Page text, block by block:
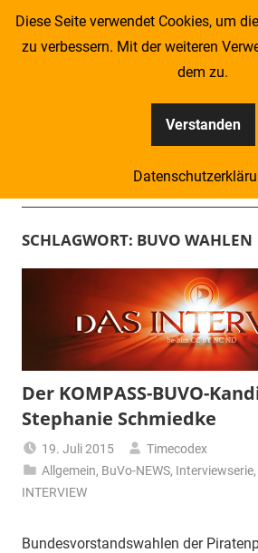
Zum
Kompass
–
Zeitung
für
Piraten
SCHLAGWORT: BUVO WAHLEN
Der KOMPASS-BUVO-
Stephanie Schmiedke
19. Juli 2015
Timecodex
Allgemein, BuVo-NEWS, Interviewserie,
INTERVIEW
Bundesvorstandswahlen der
Diese Seite verwendet Cookies, um
zu verbessern. Mit der weiteren
dem zu.
Verstanden